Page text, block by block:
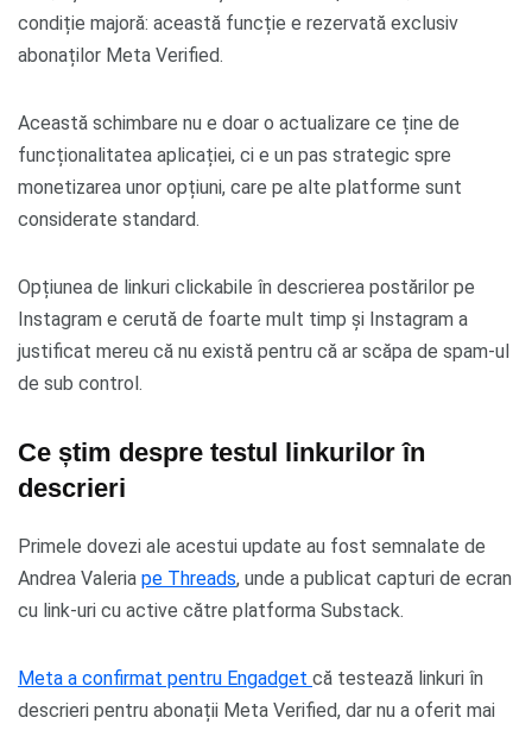
condiție majoră: această funcție e rezervată exclusiv
abonaților Meta Verified.
Această schimbare nu e doar o actualizare ce ține de
funcționalitatea aplicației, ci e un pas strategic spre
monetizarea unor opțiuni, care pe alte platforme sunt
considerate standard.
Opțiunea de linkuri clickabile în descrierea postărilor pe
Instagram e cerută de foarte mult timp și Instagram a
justificat mereu că nu există pentru că ar scăpa de spam-ul
de sub control.
Ce știm despre testul linkurilor în
descrieri
Primele dovezi ale acestui update au fost semnalate de
Andrea Valeria pe Threads, unde a publicat capturi de ecran
cu link-uri cu active către platforma Substack.
Meta a confirmat pentru Engadget că testează linkuri în
descrieri pentru abonații Meta Verified, dar nu a oferit mai